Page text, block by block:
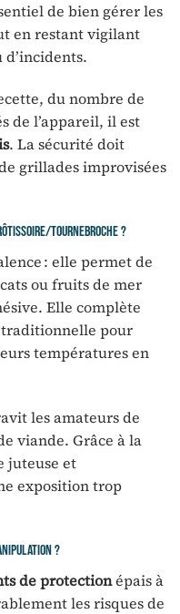
de bien gérer les
en restant vigilant
du nombre de
de l’appareil, il est
. La sécurité doit
grillades improvisées
tournebroche ?
: elle permet de
ou fruits de mer
Elle complète
pour
températures en
les amateurs de
viande. Grâce à la
juteuse et
exposition trop
?
de protectionépais à
les risques de